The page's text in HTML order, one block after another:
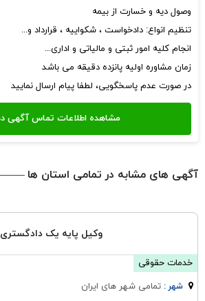
وصول دیه و خسارت از بیمه
تنظیم انواع: دادخواست ، شکواییه ، قرارداد و...
انجام کلیه امور ثبتی و مالیاتی و اداری...
زمان مشاوره اولیه پانزده دقیقه می باشد
در صورت عدم پاسخگویی، لطفا پیام ارسال نمایید
آگهی های مشابه در تمامی استان ها
وکیل پایه یک دادگستری
خدمات حقوقی
شهر :تمامی شهر های ایران